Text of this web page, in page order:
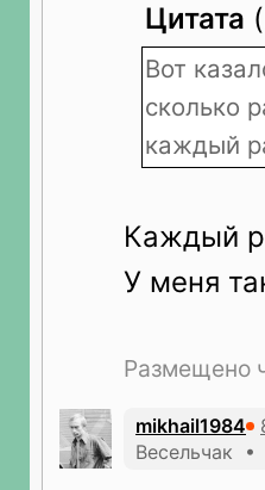
Цитата
Вот
сколько
каждый
Каждый
У меня
Размещено
mikhail1984
Весельчак •